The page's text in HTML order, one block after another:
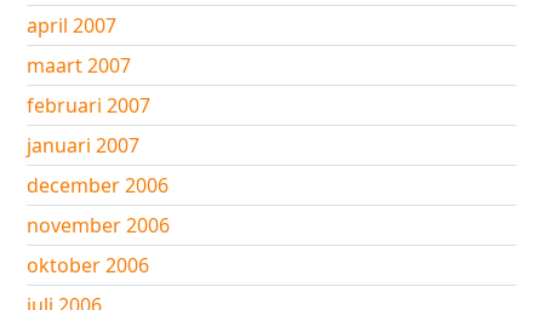
april 2007
maart 2007
februari 2007
januari 2007
december 2006
november 2006
oktober 2006